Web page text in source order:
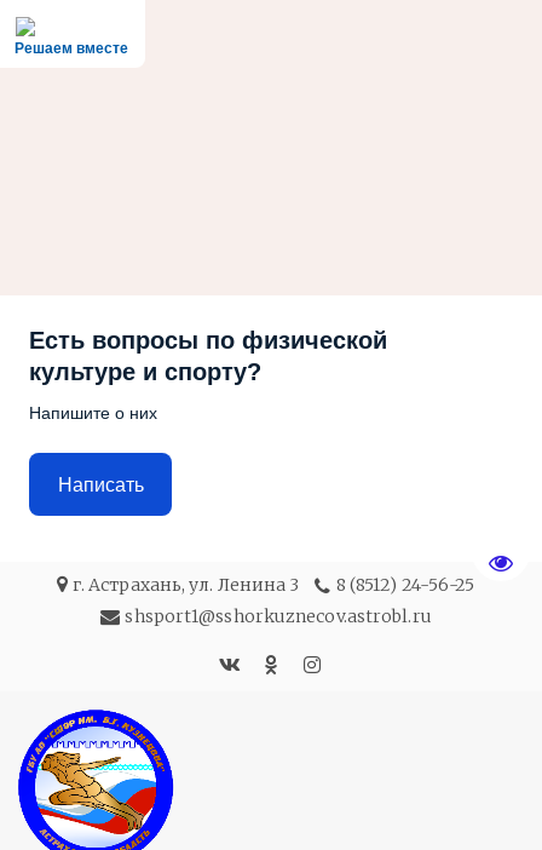
Решаем вместе
Есть вопросы по физической
культуре и спорту?
Напишите о них
Написать
г. Астрахань,ул. Ленина 3
8 (8512) 24-56-25
shsport1@sshorkuznecov.astrobl.ru